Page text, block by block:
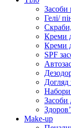
Засоби
Гелі/
Скраби,
Креми
Креми
SPF
Догляд
Набори
Засоби
Make-up